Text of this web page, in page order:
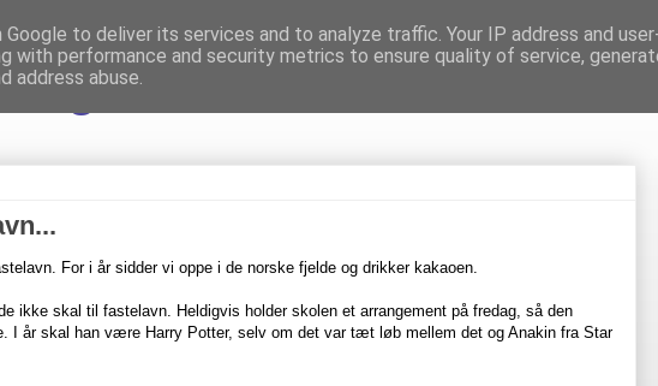
For i år sidder vi oppe i de norske fjelde og drikker kakaoen.
ikke skal til fastelavn. Heldigvis holder skolen et arrangement på fredag, så den
I år skal han være Harry Potter, selv om det var tæt løb mellem det og Anakin fra Star
to deliver its services and to analyze traffic. Your IP address and
with performance and security metrics to ensure quality of service,
address abuse.